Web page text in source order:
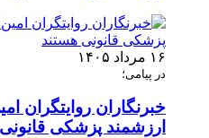
۱۶ مرداد ۱۴۰۵
در پیامی؛
خبرنگاران روایتگران
ارزشمند پزشکی